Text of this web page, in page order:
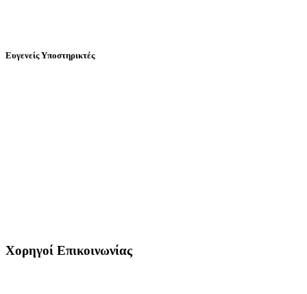
Ευγενείς Υποστηρικτές
Χορηγοί Επικοινωνίας